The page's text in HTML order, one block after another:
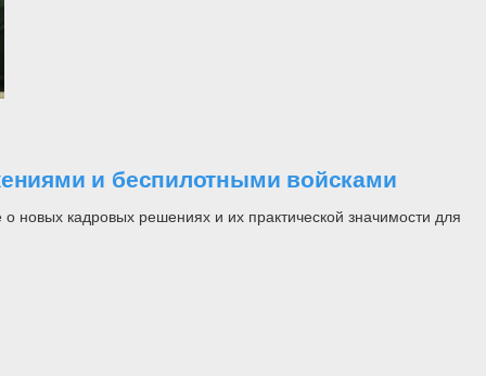
и беспилотными войсками
новых кадровых решениях и их практической значимости для